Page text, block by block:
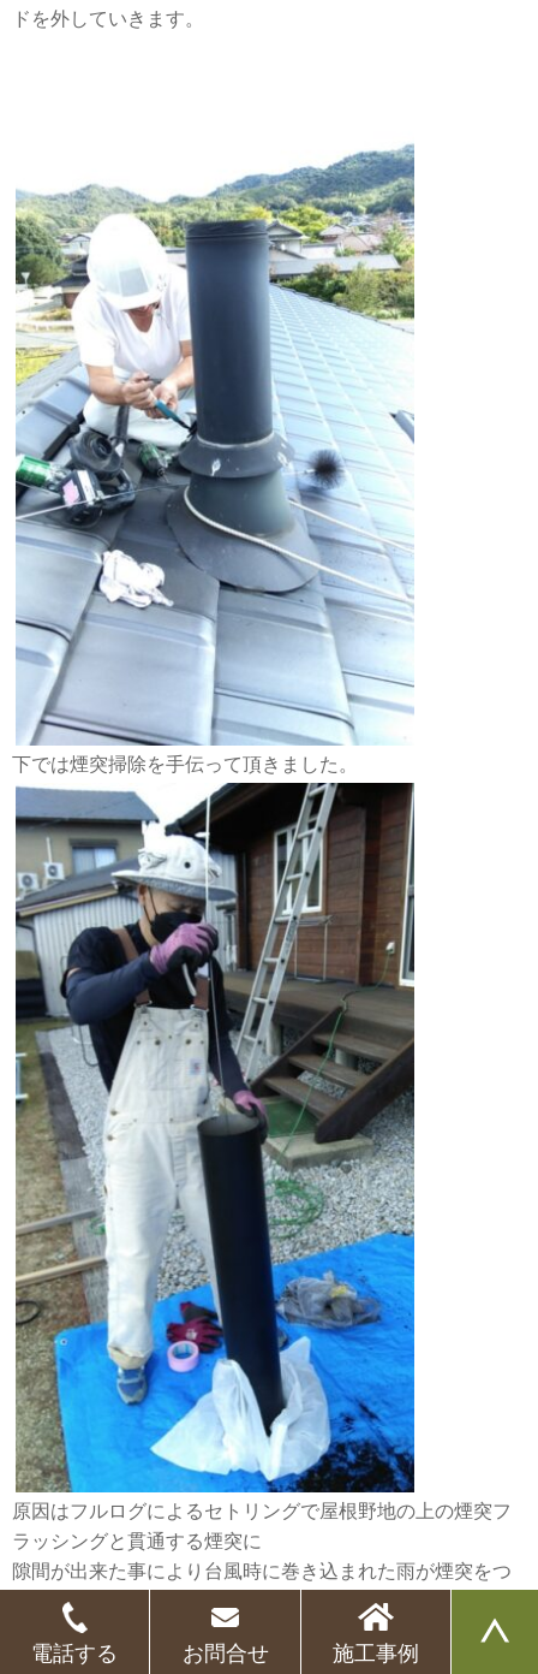
ドを外していきます。
下では煙突掃除を手伝って頂きました。
原因はフルログによるセトリングで屋根野地の上の煙突フ
ラッシングと貫通する煙突に
隙間が出来た事により台風時に巻き込まれた雨が煙突をつ
たって来たと判明したため
隙間に耐熱コーキングを打ちました。
電話する お問合せ 施工事例